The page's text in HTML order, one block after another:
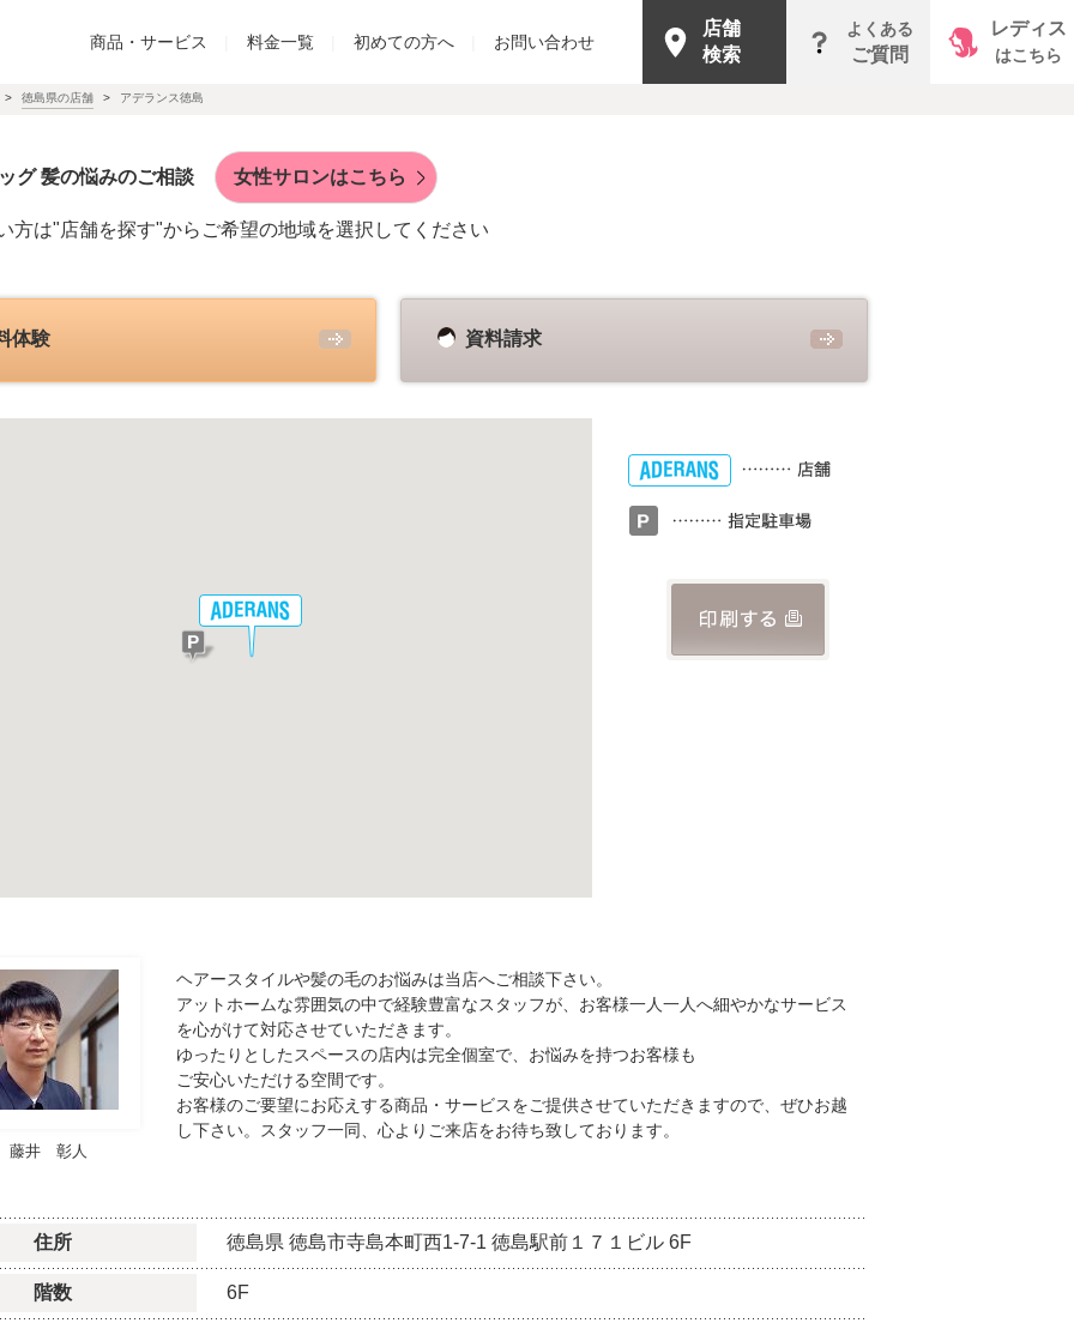
商品・サービス 料金一覧 初めての方へ お問い合わせ
店舗
検索
よくある
ご質問
レディス
はこちら
徳島県の店舗 アデランス徳島
グ 髪の悩みのご相談 女性サロンはこちら
方は"店舗を探す"からご希望の地域を選択してください
体験 資料請求
藤井 彰人
ヘアースタイルや髪の毛のお悩みは当店へご相談下さい。
アットホームな雰囲気の中で経験豊富なスタッフが、お客様一人一人へ細やかなサービス
を心がけて対応させていただきます。
ゆったりとしたスペースの店内は完全個室で、お悩みを持つお客様も
ご安心いただける空間です。
お客様のご要望にお応えする商品・サービスをご提供させていただきますので、ぜひお越
し下さい。スタッフ一同、心よりご来店をお待ち致しております。
住所 徳島県 徳島市寺島本町西1-7-1 徳島駅前１７１ビル 6F
階数 6F